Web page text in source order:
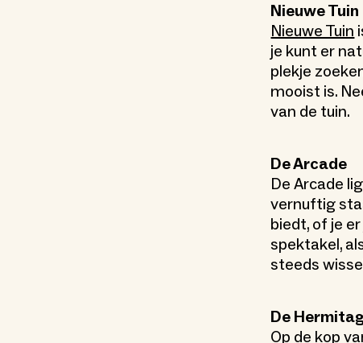
Nieuwe Tuin
Nieuwe Tuin
je kunt er
plekje
mooist is.
van de tuin.
De Arcade
De Arcade
vernuftig
biedt, of je
spektakel,
steeds
De
Op de kop